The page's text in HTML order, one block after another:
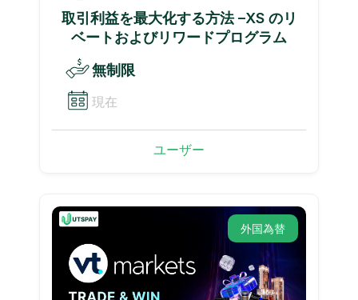
取引利益を最大化する方法 –XS のリ
ベートおよびリワードプログラム
無制限
現在
ユーザー
外国為替